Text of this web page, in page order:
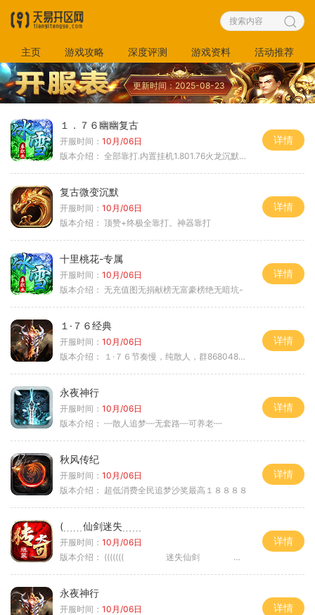
主页 游戏攻略 深度评测 游戏资料 活动推荐
更新时间：2025-08-23
１．７６幽幽复古
开服时间： 10月/06日
版本介绍： 全部靠打.内置挂机1.801.76火龙沉默微变
详情
复古微变沉默
开服时间： 10月/06日
版本介绍： 顶赞+终极全靠打。神器靠打
详情
十里桃花-专属
开服时间： 10月/06日
版本介绍： 无充值图无捐献榜无富豪榜绝无暗坑-
详情
１·７６经典
开服时间： 10月/06日
版本介绍：
１·７６节奏慢，纯散人，群868048665
详情
永夜神行
开服时间： 10月/06日
版本介绍： ┉散人追梦┉无套路┉可养老┉
详情
秋风传纪
开服时间： 10月/06日
版本介绍： 超低消费全民追梦沙奖最高１８８８８
详情
(﹍﹍仙剑迷失﹍﹍
开服时间： 10月/06日
版本介绍： ((((((( 迷失仙剑 )))))
详情
永夜神行
开服时间： 10月/06日
详情